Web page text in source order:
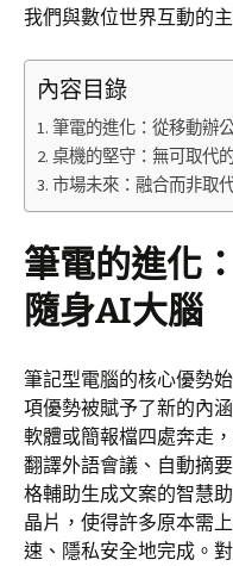
我們與數位世界互動的
內容目錄
筆電的進化：從移動辦
桌機的堅守：無可取代
市場未來：融合而非取
筆電的進化
隨身AI大腦
筆記型電腦的核心優勢
項優勢被賦予了新的內
軟體或簡報檔四處奔走
翻譯外語會議、自動摘
格輔助生成文案的智慧
晶片，使得許多原本需
速、隱私安全地完成。